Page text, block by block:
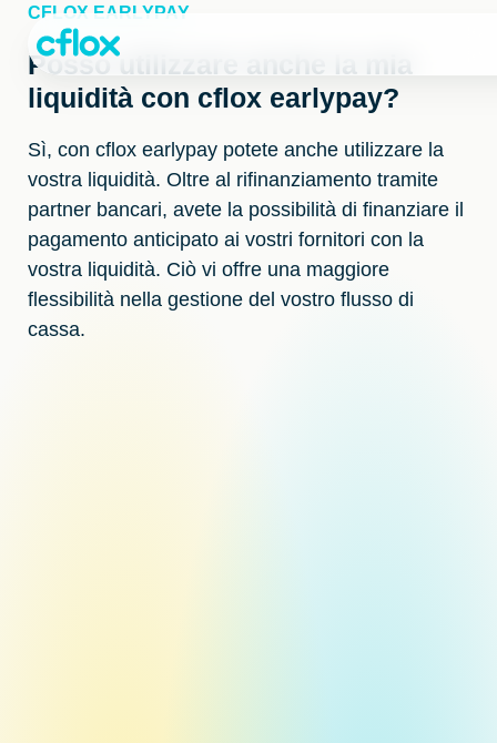
Passa
contenuto
CFLOX EARLYPAY
Posso utilizzare anche la mia
liquidità con cflox earlypay?
Sì, con cflox earlypay potete anche utilizzare la
vostra liquidità. Oltre al rifinanziamento tramite
partner bancari, avete la possibilità di finanziare il
pagamento anticipato ai vostri fornitori con la
vostra liquidità. Ciò vi offre una maggiore
flessibilità nella gestione del vostro flusso di
cassa.